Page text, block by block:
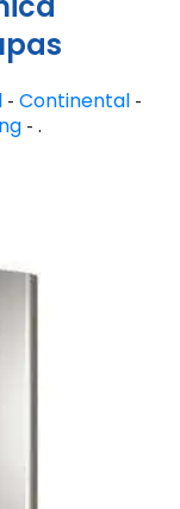
- Continental -
- .